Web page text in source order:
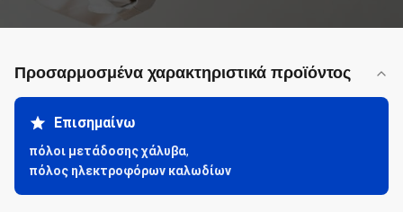
Προσαρμοσμένα χαρακτηριστικά προϊόντος
Επισημαίνω
πόλοι μετάδοσης χάλυβα,
πόλος ηλεκτροφόρων καλωδίων